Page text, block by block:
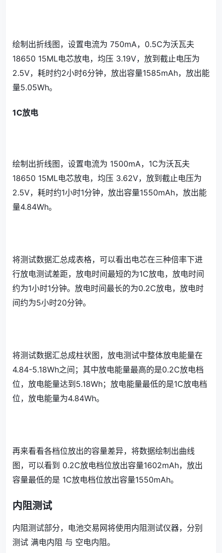
绘制出折线图，设置电流为 750mA，0.5C为沃瓦夫
18650 15ML电芯放电，均压 3.19V，放到截止电压为
2.5V，耗时约2小时6分钟，放出容量1585mAh，放出能
量5.05Wh。
1C放电
绘制出折线图，设置电流为 1500mA，1C为沃瓦夫
18650 15ML电芯放电，均压 3.62V，放到截止电压为
2.5V，耗时约1小时1分钟，放出容量1550mAh，放出能
量4.84Wh。
将测试数据汇总成表格，可以看出电芯在三种倍率下进
行放电测试差距，放电时间最短的为1C放电，放电时间
约为1小时1分钟。放电时间最长的为0.2C放电，放电时
间约为5小时20分钟。
将测试数据汇总成柱状图，放电测试中整体放电能量在
4.84-5.18Wh之间；其中放电能量最高的是0.2C放电档
位，放电能量达到5.18Wh；放电能量最低的是1C放电档
位，放电能量为4.84Wh。
再来看看各档位放出的容量差异，将数据绘制出曲线
图，可以看到 0.2C放电档位放出容量1602mAh，放出
容量最低的是 1C放电档位放出容量1550mAh。
内阻测试
内阻测试部分，电池交易网将使用内阻测试仪器，分别
测试 满电内阻 与 空电内阻。